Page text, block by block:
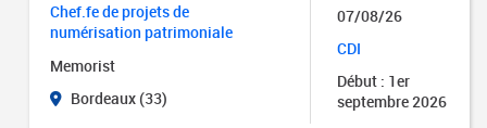
Chef.fe de projets de
numérisation patrimoniale
Memorist
Bordeaux (33)
07/08/26
CDI
Début : 1er
septembre 2026